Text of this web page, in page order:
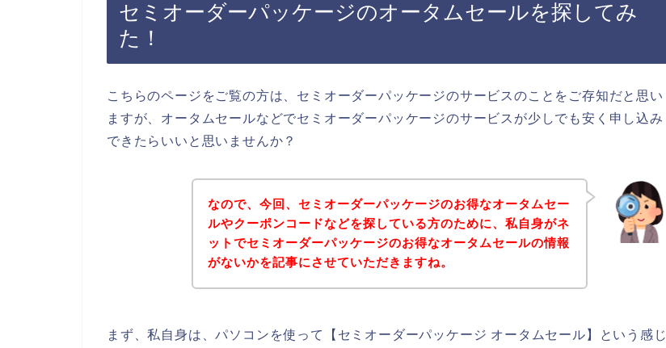
セミオーダーパッケージのオータムセールを探してみ
た！
こちらのページをご覧の方は、セミオーダーパッケージのサービスのことをご存知だと思い
ますが、オータムセールなどでセミオーダーパッケージのサービスが少しでも安く申し込み
できたらいいと思いませんか？
なので、今回、セミオーダーパッケージのお得なオータムセー
ルやクーポンコードなどを探している方のために、私自身がネ
ットでセミオーダーパッケージのお得なオータムセールの情報
がないかを記事にさせていただきますね。
まず、私自身は、パソコンを使って【セミオーダーパッケージ オータムセール】という感じ